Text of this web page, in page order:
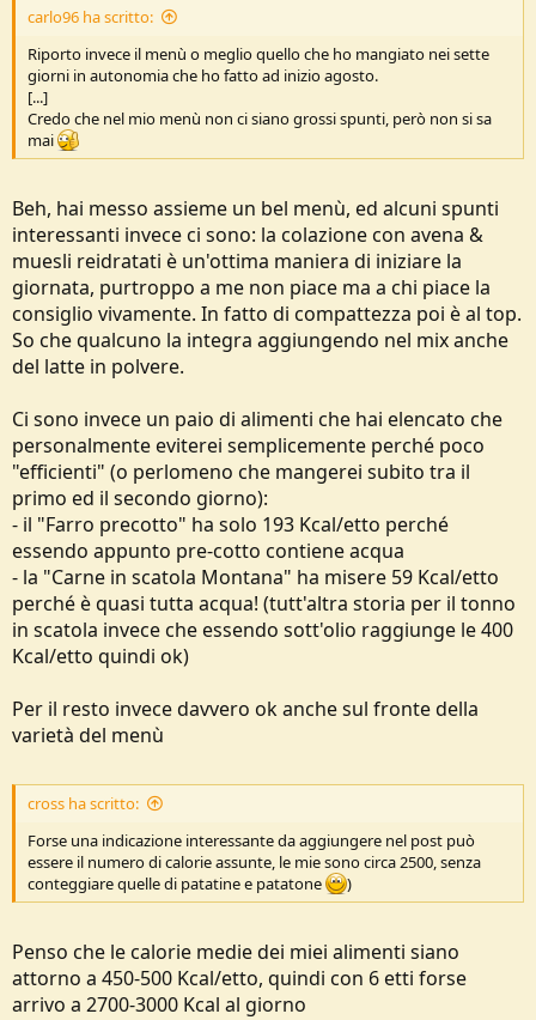
carlo96 ha scritto:
Riporto invece il menù o meglio quello che ho mangiato nei sette
giorni in autonomia che ho fatto ad inizio agosto.
[...]
Credo che nel mio menù non ci siano grossi spunti, però non si sa
mai
Beh, hai messo assieme un bel menù, ed alcuni spunti
interessanti invece ci sono: la colazione con avena &
muesli reidratati è un'ottima maniera di iniziare la
giornata, purtroppo a me non piace ma a chi piace la
consiglio vivamente. In fatto di compattezza poi è al top.
So che qualcuno la integra aggiungendo nel mix anche
del latte in polvere.
Ci sono invece un paio di alimenti che hai elencato che
personalmente eviterei semplicemente perché poco
"efficienti" (o perlomeno che mangerei subito tra il
primo ed il secondo giorno):
- il "Farro precotto" ha solo 193 Kcal/etto perché
essendo appunto pre-cotto contiene acqua
- la "Carne in scatola Montana" ha misere 59 Kcal/etto
perché è quasi tutta acqua! (tutt'altra storia per il tonno
in scatola invece che essendo sott'olio raggiunge le 400
Kcal/etto quindi ok)
Per il resto invece davvero ok anche sul fronte della
varietà del menù
cross ha scritto:
Forse una indicazione interessante da aggiungere nel post può
essere il numero di calorie assunte, le mie sono circa 2500, senza
conteggiare quelle di patatine e patatone
)
Penso che le calorie medie dei miei alimenti siano
attorno a 450-500 Kcal/etto, quindi con 6 etti forse
arrivo a 2700-3000 Kcal al giorno